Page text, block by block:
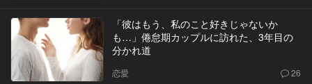
「彼はもう、私のこと好きじゃないか
も…」倦怠期カップルに訪れた、3年目の
分かれ道
恋愛 26